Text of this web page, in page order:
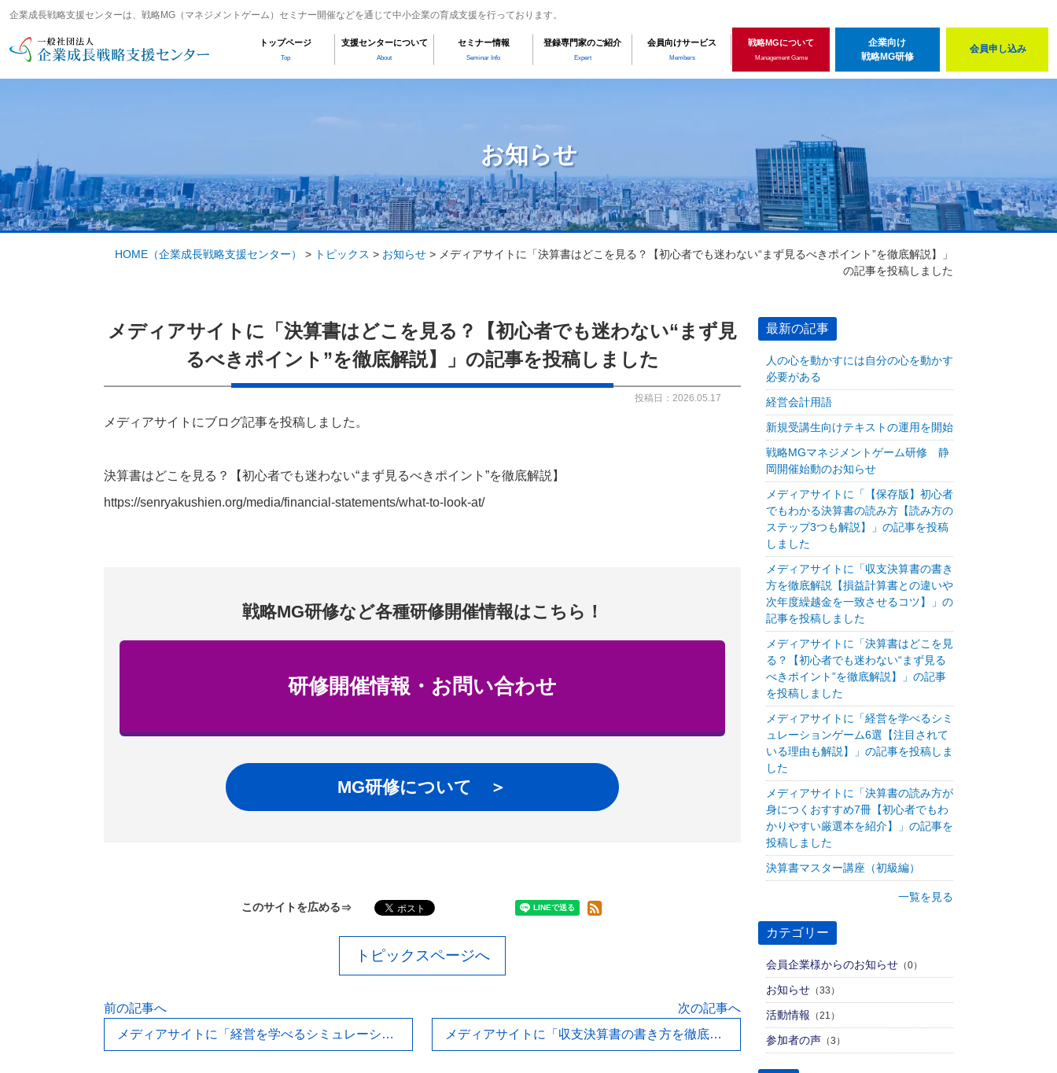
企業成長戦略支援センターは、戦略MG（マネジメントゲーム）セミナー開催などを通じて中小企業の育成支援を行っております。
トップページ
Top
支援センターについて
About
セミナー情報
Seminar Info
登録専門家のご紹介
Expert
会員向けサービス
Members
戦略MGについて
Management Game
企業向け
戦略MG研修
会員申し込み
お知らせ
HOME （企業成長戦略支援センター） > トピックス > お知らせ > メディアサイトに「決算書はどこを見る？【初心者でも迷わない“まず見るべきポイント”を徹底解説】」
の記事を投稿しました
メディアサイトに「決算書はどこを見る？【初心者でも迷わない“まず見
るべきポイント”を徹底解説】」の記事を投稿しました
投稿日：2026.05.17
メディアサイトにブログ記事を投稿しました。
決算書はどこを見る？【初心者でも迷わない“まず見るべきポイント”を徹底解説】
https://senryakushien.org/media/financial-statements/what-to-look-at/
戦略MG研修など各種研修開催情報はこちら！
研修開催情報 ・ お問い合わせ
MG研修について ＞
このサイトを広める
トピックスページへ
前の記事へ
メディアサイトに「経営を学べるシミュレーションゲーム6選【注目されている理由も解説】」の記事を投稿しました
次の記事へ
メディアサイトに「収支決算書の書き方を徹底解説【損益計算書との違いや次年度繰越金を一致させるコツ】」の記事を投稿しました
最新の記事
人の心を動かすには自分の心を動かす
必要がある
経営会計用語
新規受講生向けテキストの運用を開始
戦略MGマネジメントゲーム研修 静
岡開催始動のお知らせ
メディアサイトに「【保存版】初心者
でもわかる決算書の読み方【読み方の
ステップ3つも解説】」の記事を投稿
しました
メディアサイトに「収支決算書の書き
方を徹底解説【損益計算書との違いや
次年度繰越金を一致させるコツ】」の
記事を投稿しました
メディアサイトに「決算書はどこを見
る？【初心者でも迷わない“まず見る
べきポイント”を徹底解説】」の記事
を投稿しました
メディアサイトに「経営を学べるシミ
ュレーションゲーム6選【注目されて
いる理由も解説】」の記事を投稿しま
した
メディアサイトに「決算書の読み方が
身につくおすすめ7冊【初心者でもわ
かりやすい厳選本を紹介】」の記事を
投稿しました
決算書マスター講座（初級編）
一覧を見る
カテゴリー
会員企業様からのお知らせ（0）
お知らせ（33）
活動情報 （21）
参加者の声 （3）